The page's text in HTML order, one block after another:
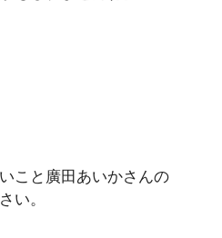
こと廣田あいかさんの
い。